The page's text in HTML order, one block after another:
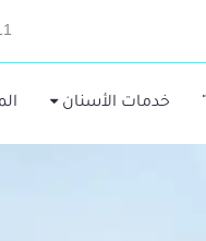
خدمات الأسنان